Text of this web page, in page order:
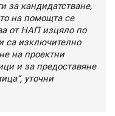
за кандидатстване,
на помощта се
от НАП изцяло по
са изключително
на проектни
и за предоставяне
уточни